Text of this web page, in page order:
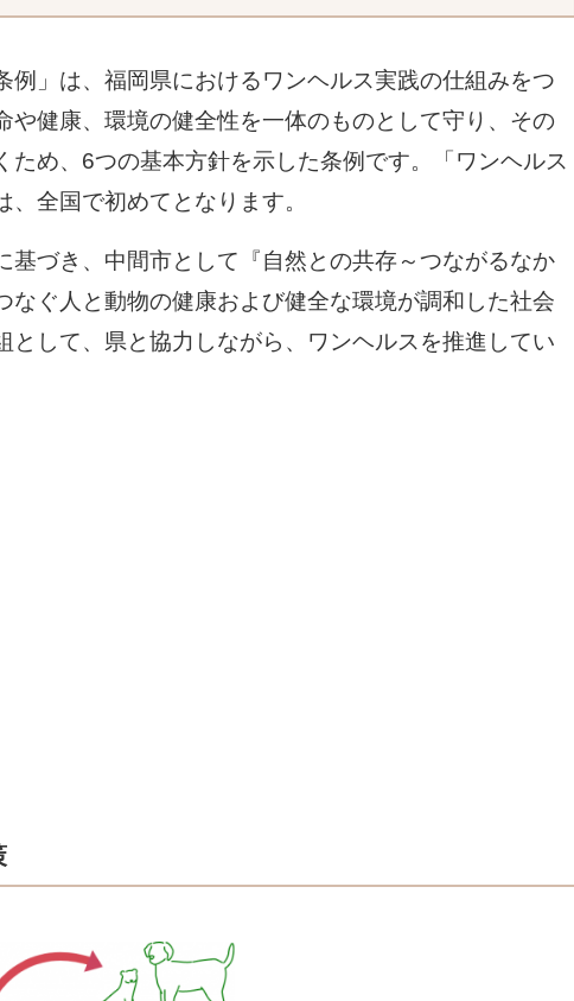
例」は、福岡県におけるワンヘルス実践の仕組みをつ
や健康、環境の健全性を一体のものとして守り、その
ため、6つの基本方針を示した条例です。「ワンヘルス
全国で初めてとなります。
づき、中間市として『自然との共存～つながるなか
なぐ人と動物の健康および健全な環境が調和した社会
として、県と協力しながら、ワンヘルスを推進してい